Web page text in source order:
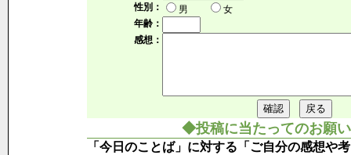
性別：
男
女
年齢：
感想：
◆投稿に当たってのお願
「今日のことば」に対する「ご自分の感想や